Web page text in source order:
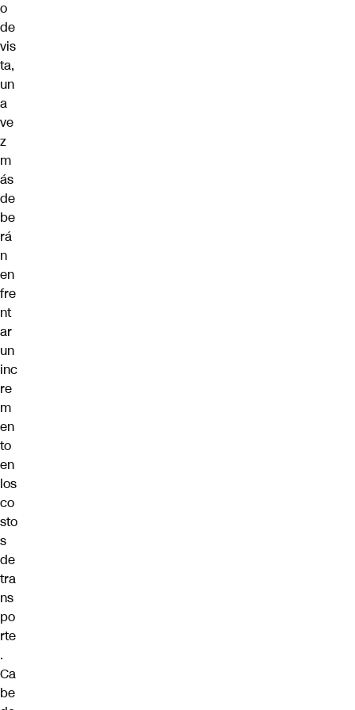
o
de
vis
ta,
un
a
ve
z
m
ás
de
be
rá
n
en
fre
nt
ar
un
inc
re
m
en
to
en
los
co
sto
s
de
tra
ns
po
rte
.
Ca
be